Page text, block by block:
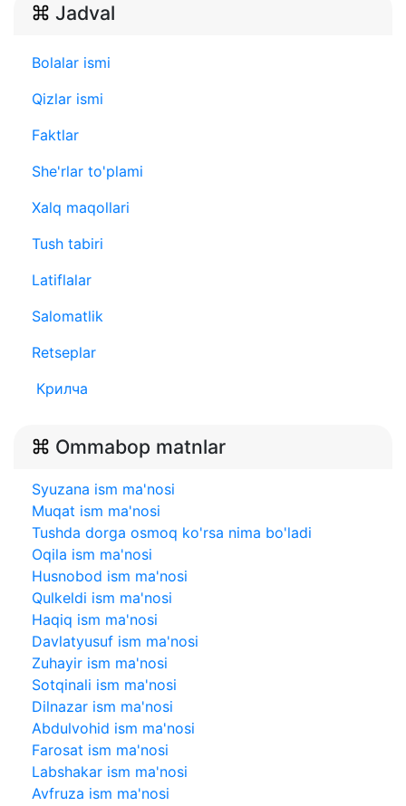
Jadval
Bolalar ismi
Qizlar ismi
Faktlar
She'rlar to'plami
Xalq maqollari
Tush tabiri
Latiflalar
Salomatlik
Retseplar
Крилча
Ommabop matnlar
Syuzana ism ma'nosi
Muqat ism ma'nosi
Tushda dorga osmoq ko'rsa nima bo'ladi
Oqila ism ma'nosi
Husnobod ism ma'nosi
Qulkeldi ism ma'nosi
Haqiq ism ma'nosi
Davlatyusuf ism ma'nosi
Zuhayir ism ma'nosi
Sotqinali ism ma'nosi
Dilnazar ism ma'nosi
Abdulvohid ism ma'nosi
Farosat ism ma'nosi
Labshakar ism ma'nosi
Avfruza ism ma'nosi